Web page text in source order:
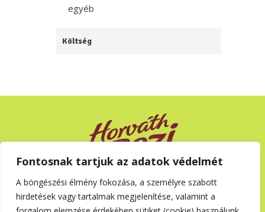
Fontosnak tartjuk az adatok védelmét
A böngészési élmény fokozása, a személyre szabott
hirdetések vagy tartalmak megjelenítése, valamint a
egyéb
Költség
Adatvédelem
Cookie nyilatkozatok